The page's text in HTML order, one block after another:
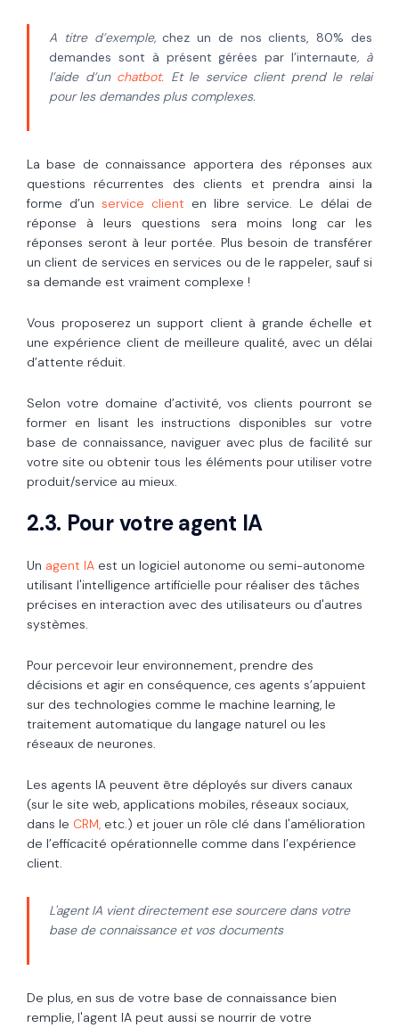
A titre d’exemple,chez un de nos clients, 80% des
demandes sont à présent gérées par l’internaute, à
l’aide d’un chatbot. Et le service client prend le relai
pour les demandes plus complexes.
La base de connaissance apportera des réponses aux
questions récurrentes des clients et prendra ainsi la
forme d’un service client en libre service. Le délai de
réponse à leurs questions sera moins long car les
réponses seront à leur portée. Plus besoin de transférer
un client de services en services ou de le rappeler, sauf si
sa demande est vraiment complexe !
Vous proposerez un support client à grande échelle et
une expérience client de meilleure qualité, avec un délai
d’attente réduit.
Selon votre domaine d’activité, vos clients pourront se
former en lisant les instructions disponibles sur votre
base de connaissance, naviguer avec plus de facilité sur
votre site ou obtenir tous les éléments pour utiliser votre
produit/service au mieux.
2.3. Pour votre agent IA
Un agent IA est un logiciel autonome ou semi-autonome
utilisant l'intelligence artificielle pour réaliser des tâches
précises en interaction avec des utilisateurs ou d'autres
systèmes.
Pour percevoir leur environnement, prendre des
décisions et agir en conséquence, ces agents s’appuient
sur des technologies comme le machine learning, le
traitement automatique du langage naturel ou les
réseaux de neurones.
Les agents IA peuvent être déployés sur divers canaux
(sur le site web, applications mobiles, réseaux sociaux,
dans le CRM, etc.) et jouer un rôle clé dans l'amélioration
de l’efficacité opérationnelle comme dans l’expérience
client.
L'agent IA vient directement ese sourcere dans votre
base de connaissance et vos documents
De plus, en sus de votre base de connaissance bien
remplie, l'agent IA peut aussi se nourrir de votre